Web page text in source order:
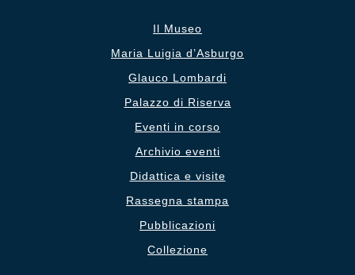
Il Museo
Maria Luigia d’Asburgo
Glauco Lombardi
Palazzo di Riserva
Eventi in corso
Archivio eventi
Didattica e visite
Rassegna stampa
Pubblicazioni
Collezione